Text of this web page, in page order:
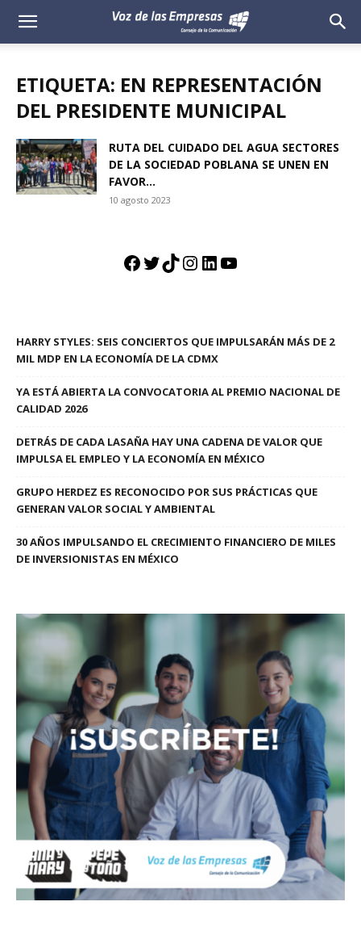
Voz
Empresas
ETIQUETA: EN REPRESENTACIÓN
DEL PRESIDENTE MUNICIPAL
RUTA DEL CUIDADO DEL AGUA SECTORES
DE LA SOCIEDAD POBLANA SE UNEN EN
FAVOR...
10 agosto 2023
Facebook
Twitter
TikTok
Instagram
LinkedIn
YouTube
HARRY STYLES: SEIS CONCIERTOS QUE IMPULSARÁN MÁS DE 2
MIL MDP EN LA ECONOMÍA DE LA CDMX
YA ESTÁ ABIERTA LA CONVOCATORIA AL PREMIO NACIONAL DE
CALIDAD 2026
DETRÁS DE CADA LASAÑA HAY UNA CADENA DE VALOR QUE
IMPULSA EL EMPLEO Y LA ECONOMÍA EN MÉXICO
GRUPO HERDEZ ES RECONOCIDO POR SUS PRÁCTICAS QUE
GENERAN VALOR SOCIAL Y AMBIENTAL
30 AÑOS IMPULSANDO EL CRECIMIENTO FINANCIERO DE MILES
DE INVERSIONISTAS EN MÉXICO